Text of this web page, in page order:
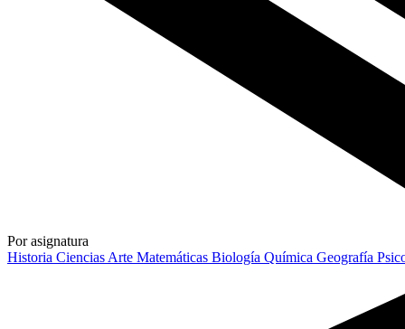
Por asignatura
Historia Ciencias Arte Matemáticas Biología Química Geografía